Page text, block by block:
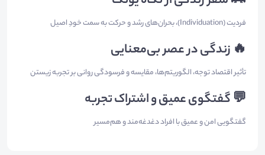
فردیت (Individuation)، بحران‌های رشد و حرکت به سمت خودِ اصیل
🔥 زندگی در عصر بی‌معنایی
تأثیر اقتصاد توجه، الگوریتم‌ها، مقایسه و فرسودگی روانی بر تجربه زیستن
💬 گفتگوی عمیق و اشتراک تجربه
گفتگویی امن و عمیق با افراد دغدغه‌مند و هم‌مسیر